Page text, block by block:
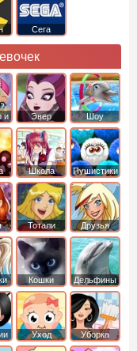
Сега
и
Эвер
Афтер Хай
Шоу
дельфинов
Школа Пушистики
Тотали
Спайс
Друзья
ангелов
Кошки Дельфины
Уход Уборка